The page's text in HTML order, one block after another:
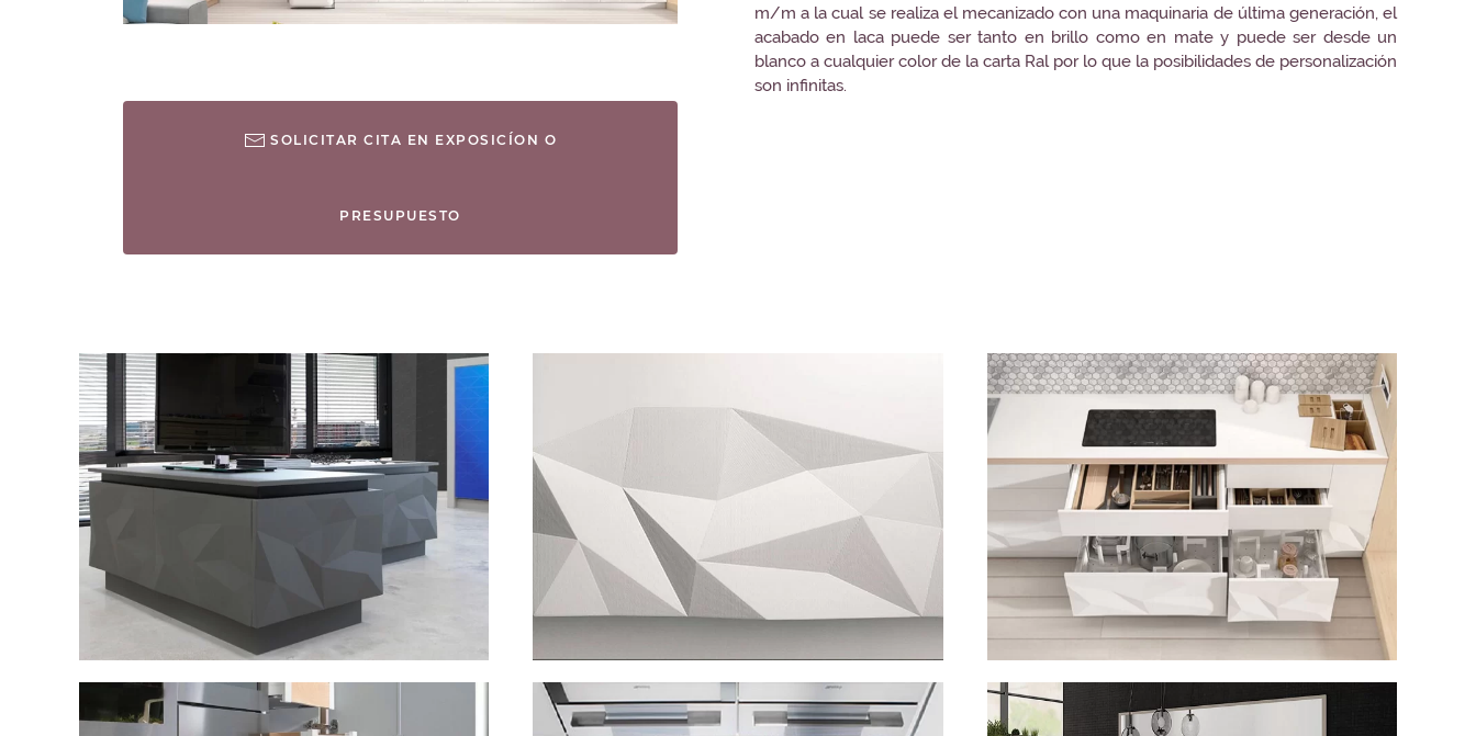
SOLICITAR CITA EN EXPOSICÍON O
PRESUPUESTO
m/m a la cual se realiza el mecanizado con una maquinaria de última generación, el
acabado en laca puede ser tanto en brillo como en mate y puede ser desde un
blanco a cualquier color de la carta Ral por lo que la posibilidades de personalización
son infinitas.